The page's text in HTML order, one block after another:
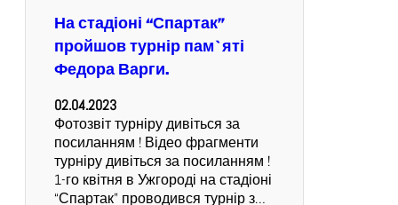
На стадіоні “Спартак”
пройшов турнір пам`яті
Федора Варги.
02.04.2023
Фотозвіт турніру дивіться за
посиланням ! Відео фрагменти
турніру дивіться за посиланням !
1-го квітня в Ужгороді на стадіоні
“Спартак” проводився турнір з…